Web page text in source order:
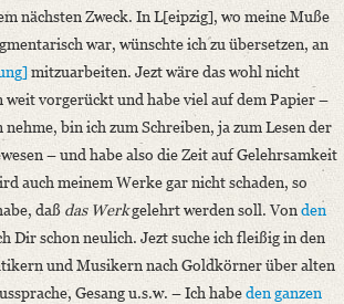
nächsten Zweck. In L[eipzig], wo meine Muße
war, wünschte ich zu übersetzen, an
mitzuarbeiten. Jezt wäre das wohl nicht
weit vorgerückt und habe viel auf dem Papier –
bin ich zum Schreiben, ja zum Lesen der
– und habe also die Zeit auf Gelehrsamkeit
auch meinem Werke gar nicht schaden, so
daß das Werkgelehrt werden soll. Vonden
Dir schon neulich. Jezt suche ich fleißig in den
und Musikern nach Goldkörner über alten
Gesang u.s.w. – Ich habeden ganzen